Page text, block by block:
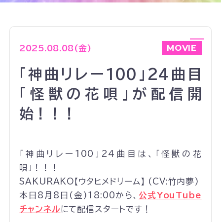
2025.08.08(金) MOVIE
「神曲リレー100」24曲目
「怪獣の花唄」が配信開
始！！！
「神曲リレー100」24曲目は、「怪獣の花
唄」！！！
SAKURAKO【ウタヒメドリーム】 (CV:竹内夢)
本日8月8日(金)18:00から、 公式YouTube
チャンネルにて配信スタートです！